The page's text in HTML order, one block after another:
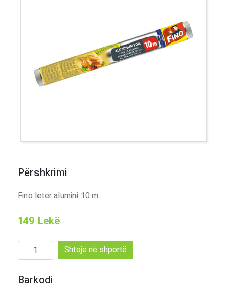
Përshkrimi
Fino leter alumini 10 m
149 Lekë
Sasi
Fino
alumini
10
Shtoje në shportë
Barkodi